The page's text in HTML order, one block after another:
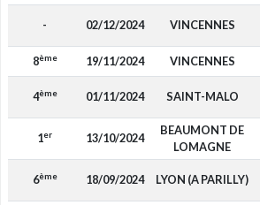
- 02/12/2024 VINCENNES
8ème 19/11/2024 VINCENNES
4ème 01/11/2024 SAINT-MALO
1er 13/10/2024
BEAUMONT DE
LOMAGNE
6ème 18/09/2024 LYON (A PARILLY)